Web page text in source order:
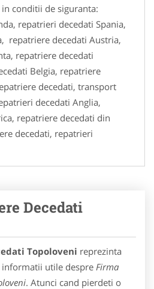
conditii de siguranta:
repatrieri decedati Spania,
repatriere decedati Austria,
repatriere decedati
Belgia, repatriere
decedati, transport
decedati Anglia,
repatriere decedati din
decedati, repatrieri
Decedati
Topoloveni reprezinta
informatii utile despre Firma
. Atunci cand pierdeti o